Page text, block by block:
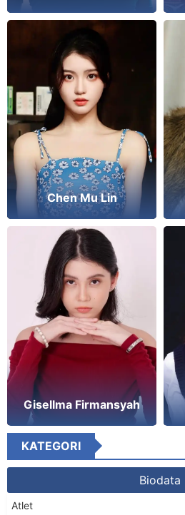
Chen Mu Lin
Gisellma Firmansyah
KATEGORI
Biodata
Atlet